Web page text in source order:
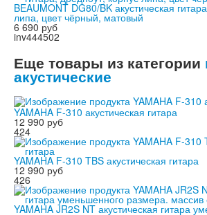
BEAUMONT DG80/BK акустическая
липа, цвет чёрный, матовый
6 690 руб
inv444502
Еще товары из категории
акустические
YAMAHA F-310 акустическая гитара
12 990 руб
424
YAMAHA F-310 TBS акустическая гитара
12 990 руб
426
YAMAHA JR2S NT акустическая гитара